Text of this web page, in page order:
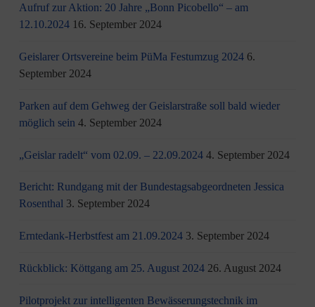
Aufruf zur Aktion: 20 Jahre „Bonn Picobello“ – am
12.10.2024 16. September 2024
Geislarer Ortsvereine beim PüMa Festumzug 2024 6.
September 2024
Parken auf dem Gehweg der Geislarstraße soll bald wieder
möglich sein 4. September 2024
„Geislar radelt“ vom 02.09. – 22.09.2024 4. September 2024
Bericht: Rundgang mit der Bundestagsabgeordneten Jessica
Rosenthal 3. September 2024
Erntedank-Herbstfest am 21.09.2024 3. September 2024
Rückblick: Köttgang am 25. August 2024 26. August 2024
Pilotprojekt zur intelligenten Bewässerungstechnik im